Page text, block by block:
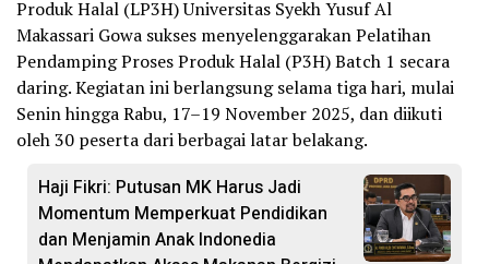
Produk Halal (LP3H) Universitas Syekh Yusuf Al
Makassari Gowa sukses menyelenggarakan Pelatihan
Pendamping Proses Produk Halal (P3H) Batch 1 secara
daring. Kegiatan ini berlangsung selama tiga hari, mulai
Senin hingga Rabu, 17–19 November 2025, dan diikuti
oleh 30 peserta dari berbagai latar belakang.
Haji Fikri: Putusan MK Harus Jadi
Momentum Memperkuat Pendidikan
dan Menjamin Anak Indonedia